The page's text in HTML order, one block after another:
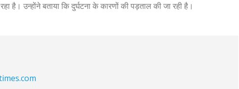
है। उन्होंने बताया कि दुर्घटना के कारणों की पड़ताल की जा रही है।